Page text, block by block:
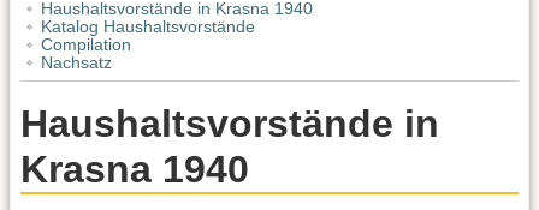
Haushaltsvorstände in Krasna 1940
Katalog Haushaltsvorstände
Compilation
Nachsatz
Haushaltsvorstände in
Krasna 1940